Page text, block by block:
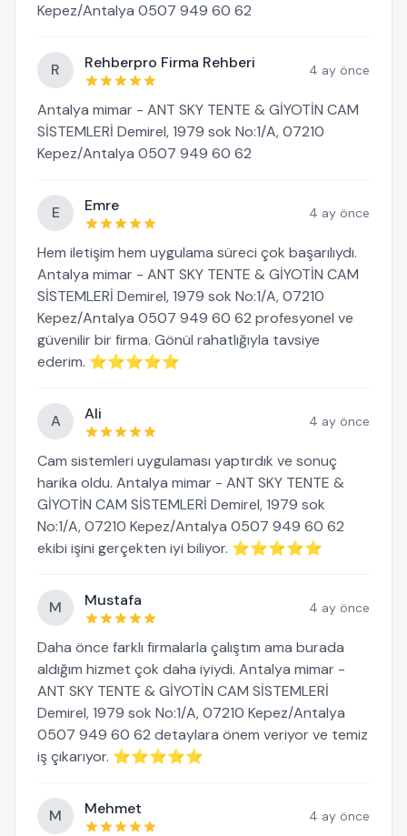
Kepez/Antalya 0507 949 60 62
R Rehberpro Firma Rehberi 4 ay önce
Antalya mimar - ANT SKY TENTE & GİYOTİN CAM
SİSTEMLERİ Demirel, 1979 sok No:1/A, 07210
Kepez/Antalya 0507 949 60 62
E Emre 4 ay önce
Hem iletişim hem uygulama süreci çok başarılıydı.
Antalya mimar - ANT SKY TENTE & GİYOTİN CAM
SİSTEMLERİ Demirel, 1979 sok No:1/A, 07210
Kepez/Antalya 0507 949 60 62 profesyonel ve
güvenilir bir firma. Gönül rahatlığıyla tavsiye
ederim. ⭐⭐⭐⭐⭐
A Ali 4 ay önce
Cam sistemleri uygulaması yaptırdık ve sonuç
harika oldu. Antalya mimar - ANT SKY TENTE &
GİYOTİN CAM SİSTEMLERİ Demirel, 1979 sok
No:1/A, 07210 Kepez/Antalya 0507 949 60 62
ekibi işini gerçekten iyi biliyor. ⭐⭐⭐⭐⭐
M Mustafa 4 ay önce
Daha önce farklı firmalarla çalıştım ama burada
aldığım hizmet çok daha iyiydi. Antalya mimar -
ANT SKY TENTE & GİYOTİN CAM SİSTEMLERİ
Demirel, 1979 sok No:1/A, 07210 Kepez/Antalya
0507 949 60 62 detaylara önem veriyor ve temiz
iş çıkarıyor. ⭐⭐⭐⭐⭐
M Mehmet 4 ay önce